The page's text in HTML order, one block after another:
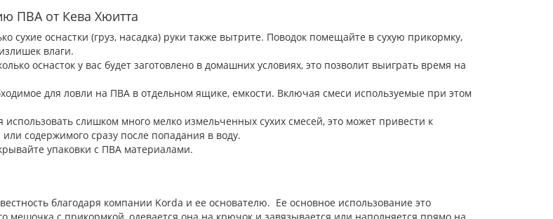
ПВА от Кева Хюитта
сухие оснастки (груз, насадка) руки также вытрите. Поводок помещайте в сухую прикормку,
влаги.
оснасток у вас будет заготовлено в домашних условиях, это позволит выиграть время на
для ловли на ПВА в отдельном ящике, емкости. Включая смеси используемые при этом
использовать слишком много мелко измельченных сухих смесей, это может привести к
содержимого сразу после попадания в воду.
упаковки с ПВА материалами.
благодаря компании Korda и ее основателю. Ее основное использование это